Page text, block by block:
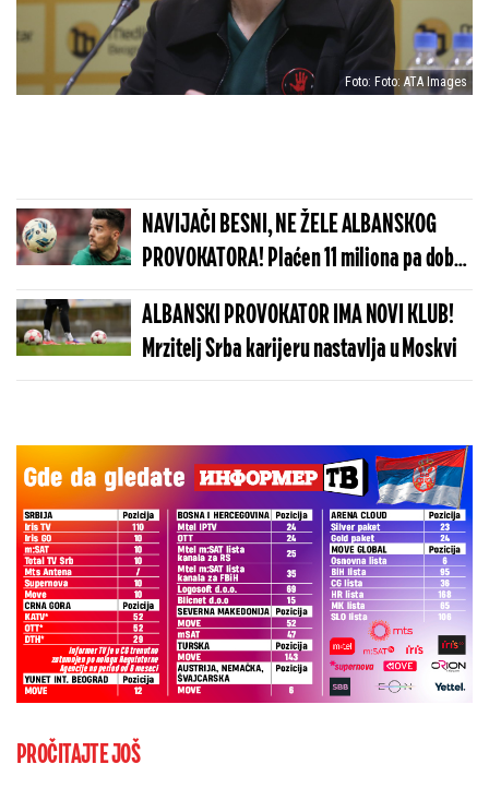
Foto: Foto: ATA Images
NAVIJAČI BESNI, NE ŽELE ALBANSKOG
PROVOKATORA! Plaćen 11 miliona pa dobio
brutalnu poruku
ALBANSKI PROVOKATOR IMA NOVI KLUB!
Mrzitelj Srba karijeru nastavlja u Moskvi
PROČITAJTE JOŠ